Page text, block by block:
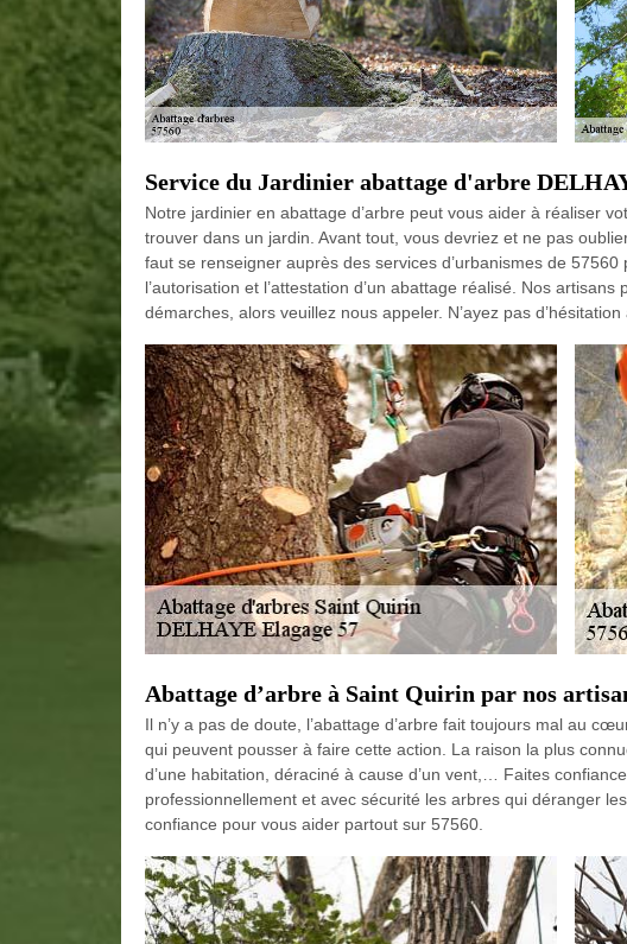
Service du Jardinier abattage d'arbre
Notre jardinier en abattage d’arbre peut vous aider à réaliser
trouver dans un jardin. Avant tout, vous devriez et ne pas
faut se renseigner auprès des services d’urbanismes de
l’autorisation et l’attestation d’un abattage réalisé. Nos
démarches, alors veuillez nous appeler. N’ayez pas
Abattage d’arbre à Saint Quirin par nos
Il n’y a pas de doute, l’abattage d’arbre fait toujours mal au
qui peuvent pousser à faire cette action. La raison la plus
d’une habitation, déraciné à cause d’un vent,… Faites
professionnellement et avec sécurité les arbres qui déranger
confiance pour vous aider partout sur 57560.